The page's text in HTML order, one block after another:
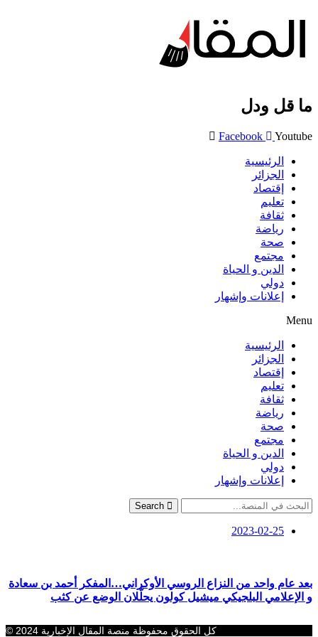
ما قل ودل
Facebook Youtube
الرئيسية
الجزائر
إقتصاد
تعليم
ثقافة
رياضة
صحة
مجتمع
الدين و الحياة
دولي
إعلانات وإشهار
Menu
الرئيسية
الجزائر
إقتصاد
تعليم
ثقافة
رياضة
صحة
مجتمع
الدين و الحياة
دولي
إعلانات وإشهار
Search
2023-02-25
بعد عام واحد من النزاع الروسي الأوكراني…المفكر أحمد بن سعادة
و الإعلامي البلجيكي ميشيل كولون يحلّلان الوضع عن كثب
كل الحقوق محفوظة منصة المقال الإخبارية 2024 ©